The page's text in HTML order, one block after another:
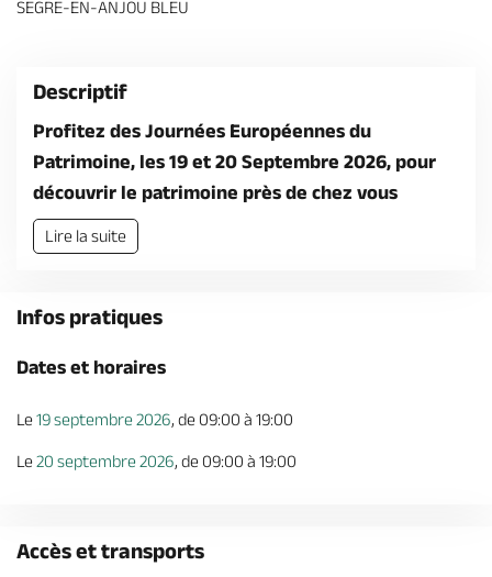
Billetterie en ligne
Brochures & Cartes Offices de tourisme Comment venir ? Ecrivez-nous
SEGRE-EN-ANJOU BLEU
Descriptif
Profitez des Journées Européennes du
Patrimoine, les 19 et 20 Septembre 2026, pour
découvrir le patrimoine près de chez vous
Lire la suite
Infos pratiques
Dates et horaires
Le19 septembre 2026, de 09:00 à 19:00
Le20 septembre 2026, de 09:00 à 19:00
Accès et transports